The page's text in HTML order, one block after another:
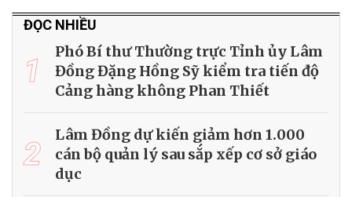
ĐỌC NHIỀU
1
Phó Bí thư Thường trực Tỉnh ủy Lâm
Đồng Đặng Hồng Sỹ kiểm tra tiến độ
Cảng hàng không Phan Thiết
2
Lâm Đồng dự kiến giảm hơn 1.000
cán bộ quản lý sau sắp xếp cơ sở giáo
dục